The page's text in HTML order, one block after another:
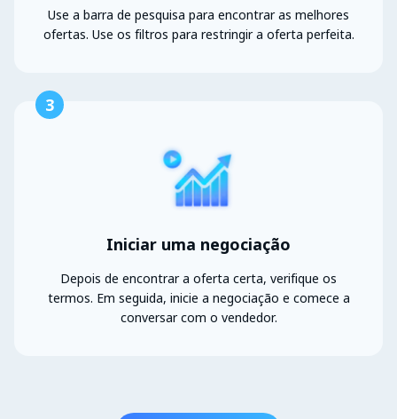
Use a barra de pesquisa para encontrar as melhores
ofertas. Use os filtros para restringir a oferta perfeita.
3
Iniciar uma negociação
Depois de encontrar a oferta certa, verifique os
termos. Em seguida, inicie a negociação e comece a
conversar com o vendedor.